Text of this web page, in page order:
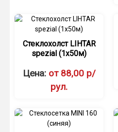
Стеклохолст LIHTAR
spezial (1х50м)
Цена: от 88,00 р/
рул.